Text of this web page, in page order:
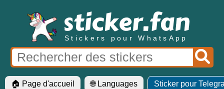
Stickers pour WhatsApp
🏠 Page d'accueil 🌐 Languages Sticker pour